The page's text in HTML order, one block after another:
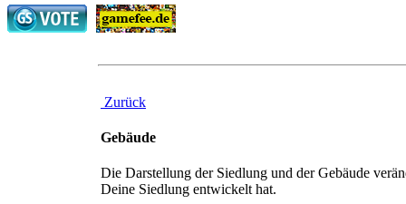
Zurück
Gebäude
Die Darstellung der Siedlung und der Gebäude
Deine Siedlung entwickelt hat.